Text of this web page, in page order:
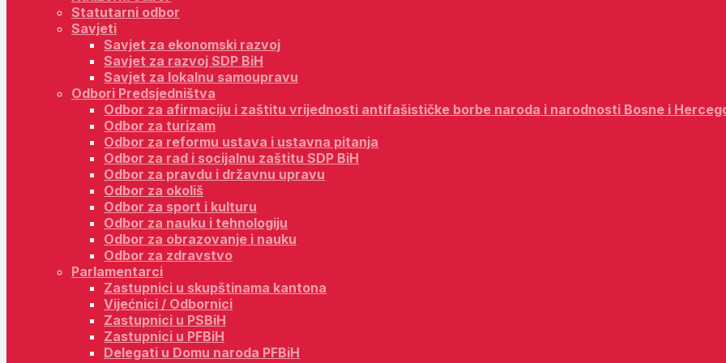
Statutarni odbor
Savjeti
Savjet za ekonomski razvoj
Savjet za razvoj SDP BiH
Savjet za lokalnu samoupravu
Odbori Predsjedništva
Odbor za afirmaciju i zaštitu vrijednosti antifašističke borbe naroda i narodnosti Bosne i
Odbor za turizam
Odbor za reformu ustava i ustavna pitanja
Odbor za rad i socijalnu zaštitu SDP BiH
Odbor za pravdu i državnu upravu
Odbor za okoliš
Odbor za sport i kulturu
Odbor za nauku i tehnologiju
Odbor za obrazovanje i nauku
Odbor za zdravstvo
Parlamentarci
Zastupnici u skupštinama kantona
Vijećnici / Odbornici
Zastupnici u PSBiH
Zastupnici u PFBiH
Delegati u Domu naroda PFBiH